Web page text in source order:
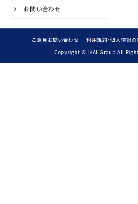
お問い合わせ
ご意見お問い合わせ 利用規約・個人情報
Copyright © IKAI Group All